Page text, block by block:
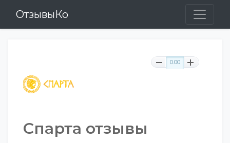
ОтзывыКо
0.00
Спарта отзывы